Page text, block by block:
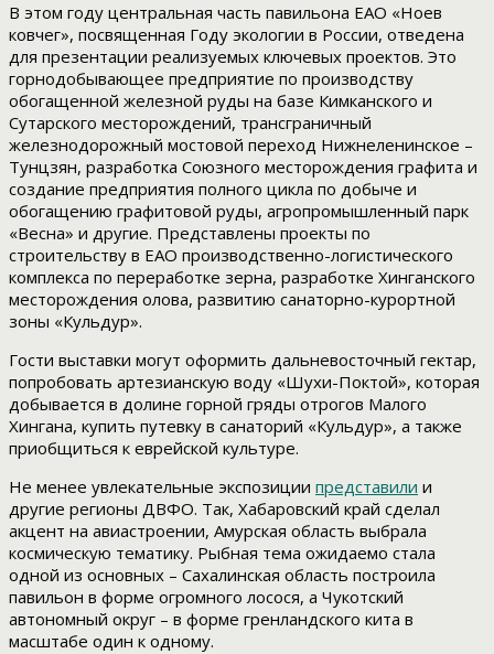
В этом году центральная часть павильона ЕАО «Ноев
ковчег», посвященная Году экологии в России, отведена
для презентации реализуемых ключевых проектов. Это
горнодобывающее предприятие по производству
обогащенной железной руды на базе Кимканского и
Сутарского месторождений, трансграничный
железнодорожный мостовой переход Нижнеленинское –
Тунцзян, разработка Союзного месторождения графита и
создание предприятия полного цикла по добыче и
обогащению графитовой руды, агропромышленный парк
«Весна» и другие. Представлены проекты по
строительству в ЕАО производственно-логистического
комплекса по переработке зерна, разработке Хинганского
месторождения олова, развитию санаторно-курортной
зоны «Кульдур».
Гости выставки могут оформить дальневосточный гектар,
попробовать артезианскую воду «Шухи-Поктой», которая
добывается в долине горной гряды отрогов Малого
Хингана, купить путевку в санаторий «Кульдур», а также
приобщиться к еврейской культуре.
Не менее увлекательные экспозиции представили и
другие регионы ДВФО. Так, Хабаровский край сделал
акцент на авиастроении, Амурская область выбрала
космическую тематику. Рыбная тема ожидаемо стала
одной из основных – Сахалинская область построила
павильон в форме огромного лосося, а Чукотский
автономный округ – в форме гренландского кита в
масштабе один к одному.